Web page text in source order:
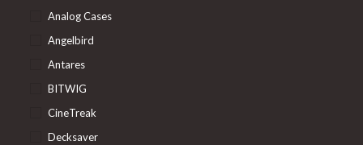
Analog Cases
Angelbird
Antares
BITWIG
CineTreak
Decksaver